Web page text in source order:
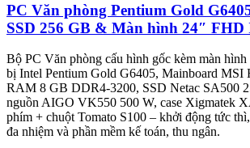
PC Văn phòng Pentium Gold
SSD 256 GB & Màn hình 24″ FHD
Bộ PC Văn phòng cấu hình gốc kèm màn
bị Intel Pentium Gold G6405, Mainboard
RAM 8 GB DDR4-3200, SSD Netac SA500
nguồn AIGO VK550 500 W, case Xigmatek
phím + chuột Tomato S100 – khởi động tức
đa nhiệm và phần mềm kế toán, thu ngân.